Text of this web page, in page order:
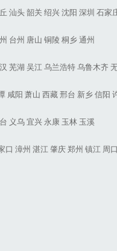
汕头 韶关 绍兴 沈阳 深圳 石家
台州 唐山 铜陵 桐乡 通州
芜湖 吴江 乌兰浩特 乌鲁木齐
咸阳 萧山 西藏 邢台 新乡 信阳
义乌 宜兴 永康 玉林 玉溪
口 漳州 湛江 肇庆 郑州 镇江 周